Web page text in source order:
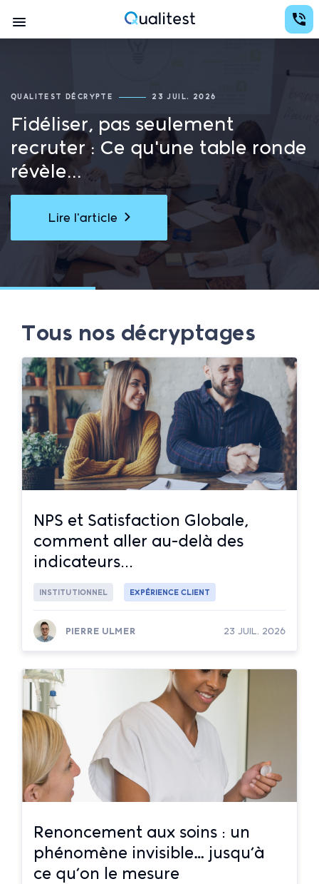
au
contenu
Conception d'études avec des analyses au services de la prise de décision
Qualitest
Navigation
QUALITEST DÉCRYPTE 23 JUIL. 2026
Fidéliser, pas seulement
recruter : Ce qu'une table ronde
révèle...
Lire l'article
Tous nos décryptages
NPS et Satisfaction Globale,
comment aller au-delà des
indicateurs...
INSTITUTIONNEL EXPÉRIENCE CLIENT
PIERRE ULMER 23 JUIL. 2026
Lire la suite
Renoncement aux soins : un
phénomène invisible… jusqu’à
ce qu’on le mesure